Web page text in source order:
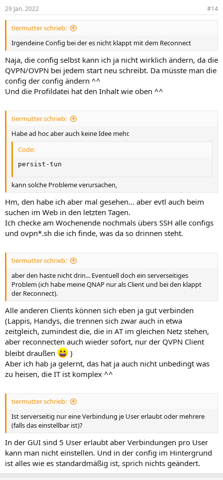
e
n
29 Jan. 2022 #14
tiermutter schrieb:
Irgendeine Config bei der es nicht klappt mit dem Reconnect
Naja, die config selbst kann ich ja nicht wirklich ändern, da die
QVPN/OVPN bei jedem start neu schreibt. Da müsste man die
config der config ändern ^^
Und die Profildatei hat den Inhalt wie oben ^^
tiermutter schrieb:
Habe ad hoc aber auch keine Idee mehr.
Code:
persist-tun
kann solche Probleme verursachen,
Hm, den habe ich aber mal gesehen... aber evtl auch beim
suchen im Web in den letzten Tagen.
Ich checke am Wochenende nochmals übers SSH alle configs
und ovpn*.sh die ich finde, was da so drinnen steht.
tiermutter schrieb:
aber den haste nicht drin... Eventuell doch ein serverseitiges
Problem (ich habe meine QNAP nur als Client und bei den klappt
der Reconnect).
Alle anderen Clients können sich eben ja gut verbinden
(Lappis, Handys, die trennen sich zwar auch in etwa
zeitgleich, zumindest die, die in AT im gleichen Netz stehen,
aber reconnecten auch wieder sofort, nur der QVPN Client
bleibt draußen
)
Aber ich hab ja gelernt, das hat ja auch nicht unbedingt was
zu heisen, die IT ist komplex ^^
tiermutter schrieb:
Ist serverseitig nur eine Verbindung je User erlaubt oder mehrere
(falls das einstellbar ist)?
In der GUI sind 5 User erlaubt aber Verbindungen pro User
kann man nicht einstellen. Und in der config im Hintergrund
ist alles wie es standardmäßig ist, sprich nichts geändert.